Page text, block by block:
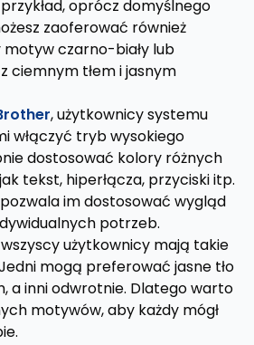
oprócz domyślnego
zaoferować również
czarno-biały lub
ciemnym tłem i jasnym
, użytkownicy systemu
włączyć tryb wysokiego
dostosować kolory różnych
tekst, hiperłącza, przyciski itp.
im dostosować wygląd
potrzeb.
użytkownicy mają takie
mogą preferować jasne tło
a inni odwrotnie. Dlatego warto
motywów, aby każdy mógł